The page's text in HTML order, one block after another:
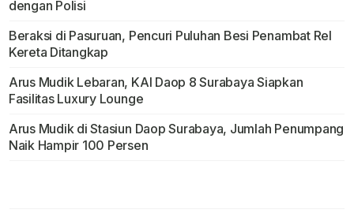
dengan Polisi
Beraksi di Pasuruan, Pencuri Puluhan Besi Penambat Rel
Kereta Ditangkap
Arus Mudik Lebaran, KAI Daop 8 Surabaya Siapkan
Fasilitas Luxury Lounge
Arus Mudik di Stasiun Daop Surabaya, Jumlah Penumpang
Naik Hampir 100 Persen